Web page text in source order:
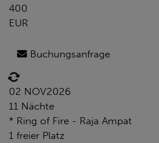
400
EUR
Buchungsanfrage
02 NOV2026
11 Nächte
* Ring of Fire - Raja Ampat
1 freier Platz